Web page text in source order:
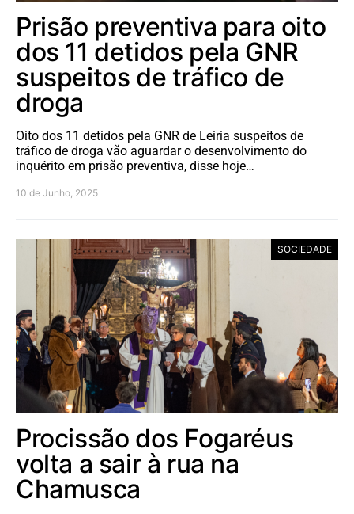
Prisão preventiva para oito
dos 11 detidos pela GNR
suspeitos de tráfico de
droga
Oito dos 11 detidos pela GNR de Leiria suspeitos de
tráfico de droga vão aguardar o desenvolvimento do
inquérito em prisão preventiva, disse hoje…
10 de Junho, 2025
SOCIEDADE
Procissão dos Fogaréus
volta a sair à rua na
Chamusca